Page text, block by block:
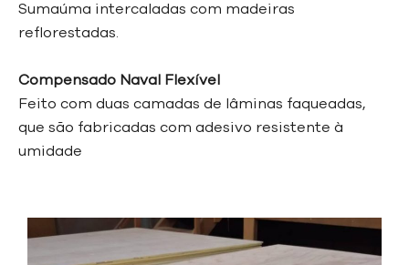
Sumaúma intercaladas com madeiras
reflorestadas.
Compensado Naval Flexível
Feito com duas camadas de lâminas faqueadas,
que são fabricadas com adesivo resistente à
umidade